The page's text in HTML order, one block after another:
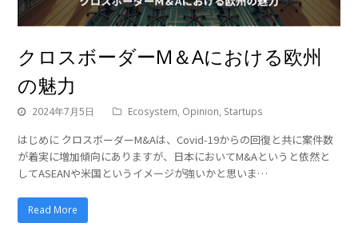
クロスボーダーM＆Aにおける欧州
の魅力
2024年7月5日 Ecosystem, Opinion, Startups
はじめに クロスボーダーM&Aは、Covid-19からの回復と共に案件数
が着実に増加傾向にありますが、日本においてM&Aというと依然と
してASEANや米国というイメージが強いかと思いま…
Read More